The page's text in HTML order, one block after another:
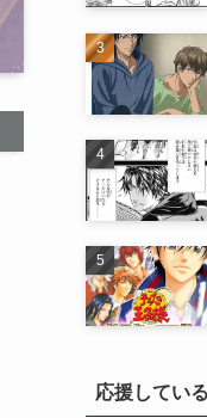
応援してい